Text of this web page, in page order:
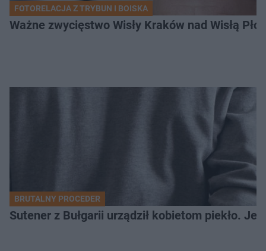
FOTORELACJA Z TRYBUN I BOISKA
Ważne zwycięstwo Wisły Kraków nad Wisłą
BRUTALNY PROCEDER
Sutener z Bułgarii urządził kobietom piekło.